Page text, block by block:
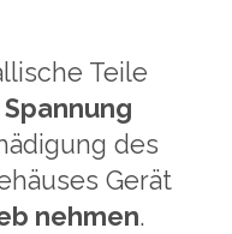
Teile
des
Gerät
nehmen.